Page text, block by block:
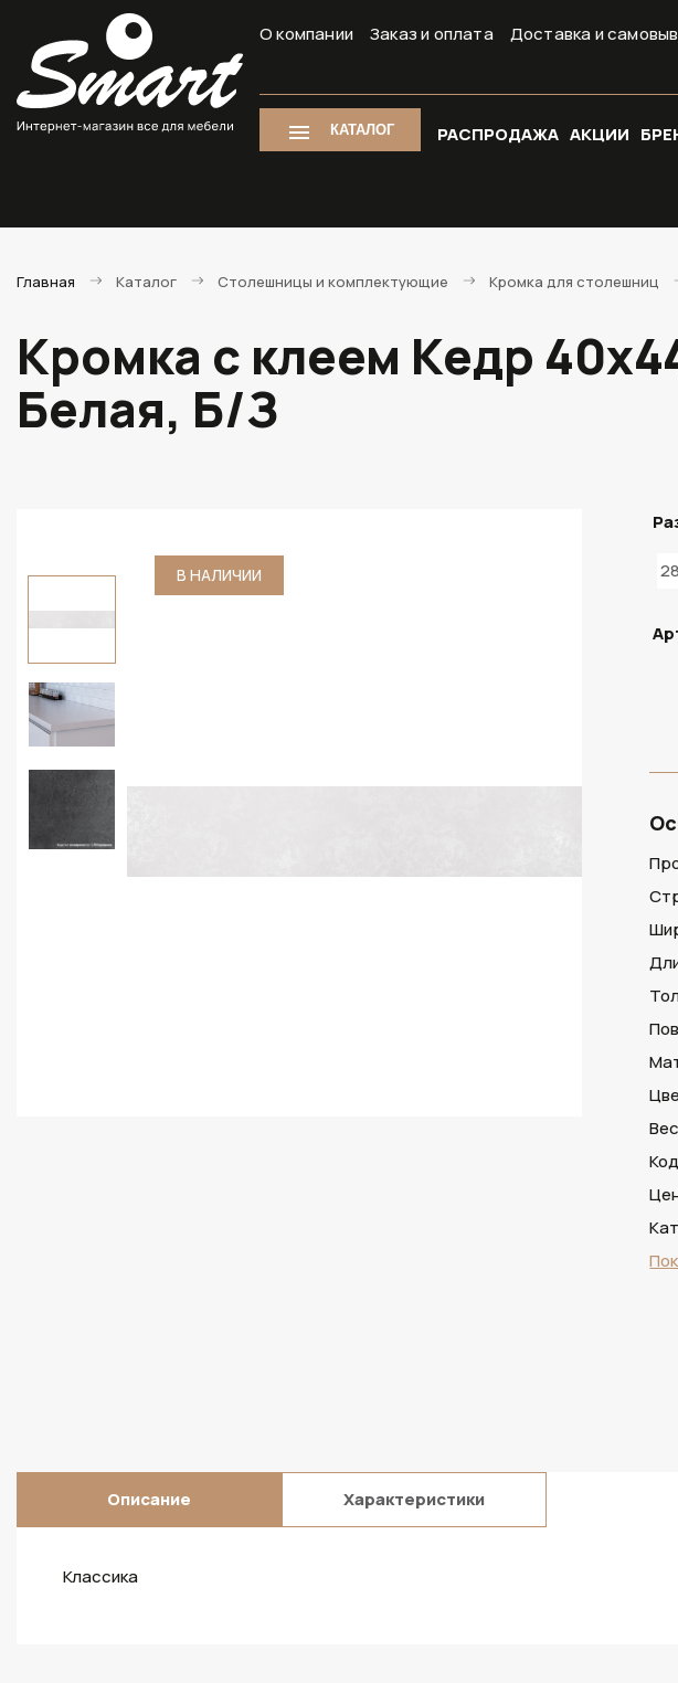
О компании Заказ и оплата Доставка и
КАТАЛОГ РАСПРОДАЖА АКЦИИ
Главная Каталог Столешницы и комплектующие Кромка для столешниц
Кромка с клеем Кедр
Белая, Б/З
В НАЛИЧИИ В
Описание Характеристики
Классика